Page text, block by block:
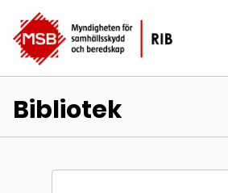
Bibliotek